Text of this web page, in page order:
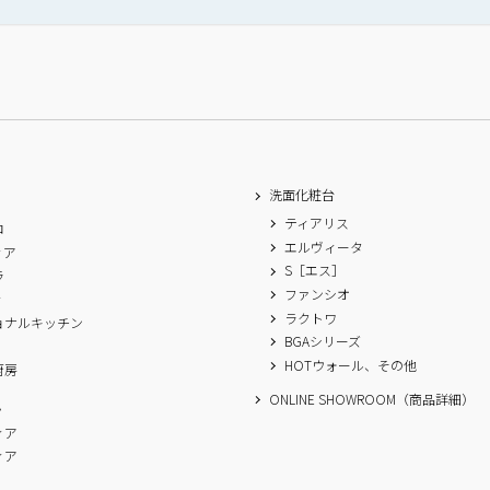
ナルキッチン
房
ア
ア
洗面化粧台
ティアリス
エルヴィータ
S［エス］
ファンシオ
ラクトワ
BGAシリーズ
HOTウォール、その他
ONLINE SHOWROOM（商品詳細）